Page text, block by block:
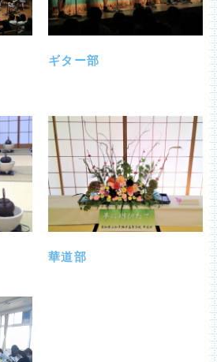
ギター部
華道部